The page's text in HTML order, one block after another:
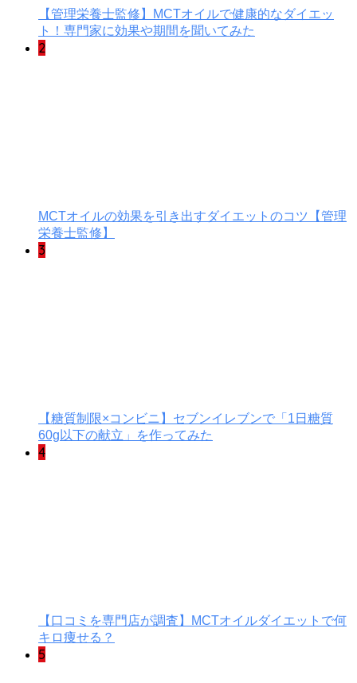
【管理栄養士監修】MCTオイルで健康的なダイエッ
ト！専門家に効果や期間を聞いてみた
2
MCTオイルの効果を引き出すダイエットのコツ【管理
栄養士監修】
3
【糖質制限×コンビニ】セブンイレブンで「1日糖質
60g以下の献立」を作ってみた
4
【口コミを専門店が調査】MCTオイルダイエットで何
キロ痩せる？
5